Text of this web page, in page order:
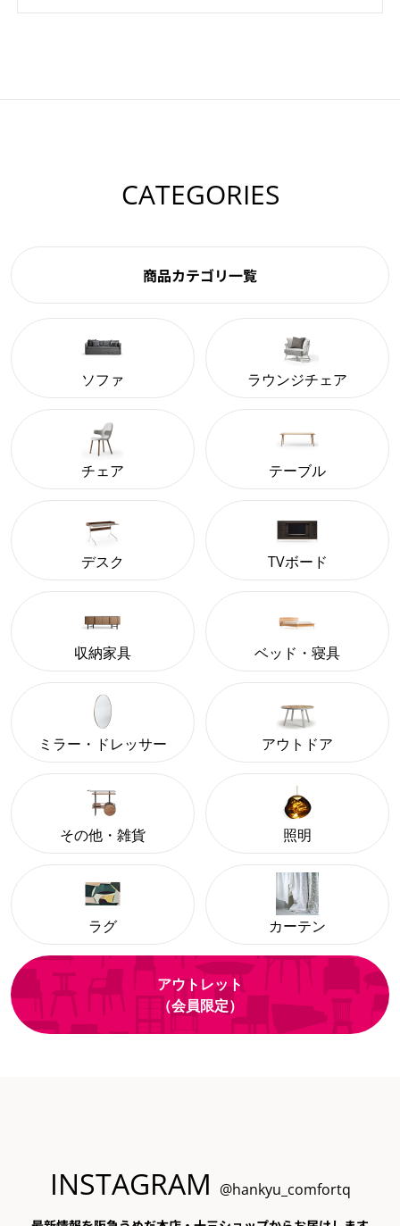
CATEGORIES
商品カテゴリ一覧
ソファ ラウンジチェア
チェア テーブル
デスク TVボード
収納家具 ベッド・寝具
ミラー・ドレッサー アウトドア
その他・雑貨 照明
ラグ カーテン
アウトレット
（会員限定）
INSTAGRAM @hankyu_comfortq